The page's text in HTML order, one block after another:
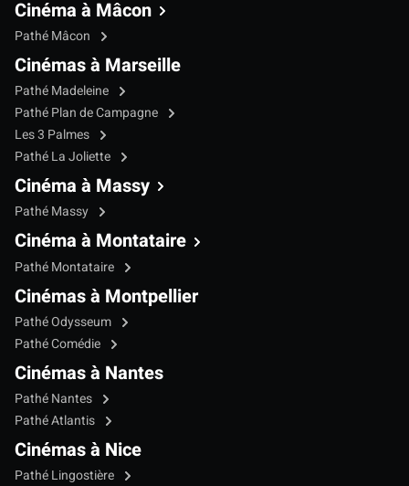
Cinéma à Mâcon
Pathé Mâcon
Cinémas à Marseille
Pathé Madeleine
Pathé Plan de Campagne
Les 3 Palmes
Pathé La Joliette
Cinéma à Massy
Pathé Massy
Cinéma à Montataire
Pathé Montataire
Cinémas à Montpellier
Pathé Odysseum
Pathé Comédie
Cinémas à Nantes
Pathé Nantes
Pathé Atlantis
Cinémas à Nice
Pathé Lingostière